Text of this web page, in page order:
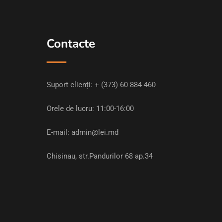
Contacte
Suport clienți: + (373) 60 884 460
Orele de lucru: 11:00-16:00
E-mail: admin@lei.md
Chisinau, str.Pandurilor 68 ap.34